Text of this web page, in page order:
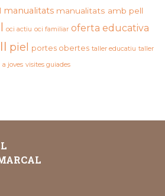
manualitats manualitats amb pell
oci actiu oci familiar oferta educativa
piel portes obertes taller educatiu taller
joves visites guiades